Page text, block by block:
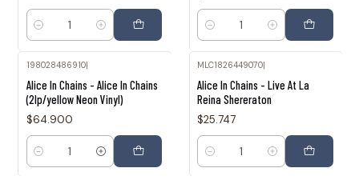
Cantidad Cantidad
198028486910|
Alice In Chains - Alice In Chains
(2lp/yellow Neon Vinyl)
$64.900
Cantidad
MLC1826449070|
Alice In Chains - Live At La
Reina Shereraton
$25.747
Cantidad